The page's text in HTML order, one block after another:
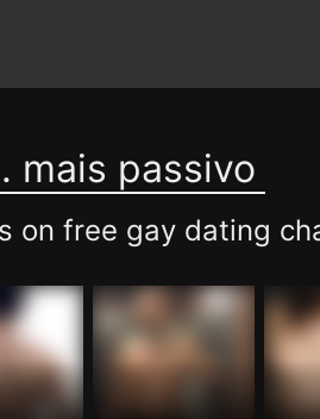
mais passivo
on free gay dating